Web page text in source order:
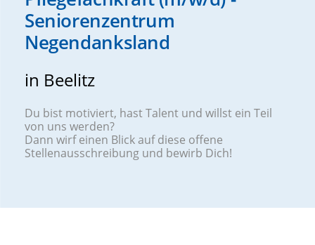
Seniorenzentrum
Negendanksland
in Beelitz
Du bist motiviert, hast Talent und willst ein Teil
von uns werden?
Dann wirf einen Blick auf diese offene
Stellenausschreibung und bewirb Dich!